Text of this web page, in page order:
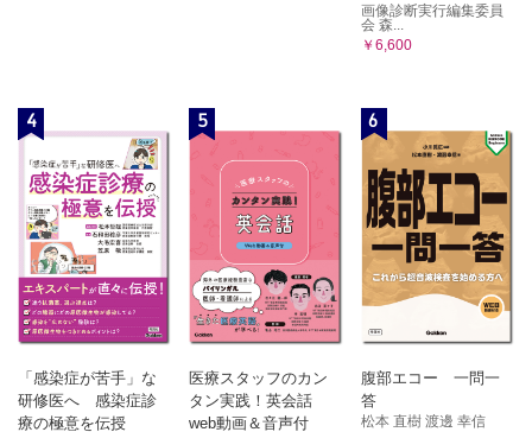
画像診断実行編集委員
会 森...
￥6,600
4
「感染症が苦手」な
研修医へ 感染症診
療の極意を伝授
5
医療スタッフのカン
タン実践！英会話
web動画＆音声付
6
腹部エコー 一問一
答
松本 直樹 渡邊 幸信